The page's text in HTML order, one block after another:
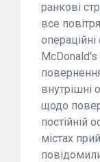
ранкові
все
McDonald's
внутрішні
щодо
постійній
містах